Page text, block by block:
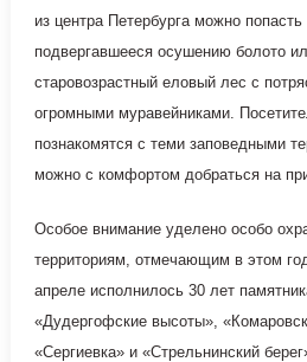
из центра Петербурга можно
подвергавшееся осушению болото
старовозрастный еловый лес с
огромными муравейниками.
познакомятся с теми заповедными
можно с комфортом добраться на
Особое внимание уделено особо
территориям, отмечающим в этом
апреле исполнилось 30 лет
«Дудергофские высоты»,
«Сергиевка» и «Стрельнинский